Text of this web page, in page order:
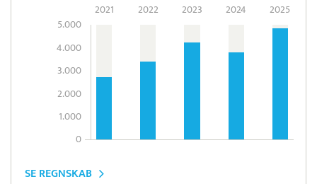
5.000
4.000
3.000
2.000
1.000
0
2021 2022 2023 2024 2025
SE REGNSKAB